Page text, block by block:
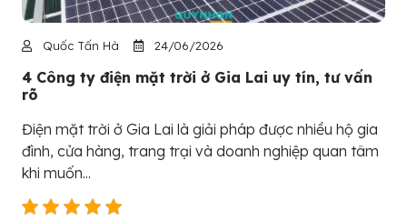
Quốc Tấn Hà 24/06/2026
4 Công ty điện mặt trời ở Gia Lai uy tín, tư vấn
rõ
Điện mặt trời ở Gia Lai là giải pháp được nhiều hộ gia
đình, cửa hàng, trang trại và doanh nghiệp quan tâm
khi muốn...